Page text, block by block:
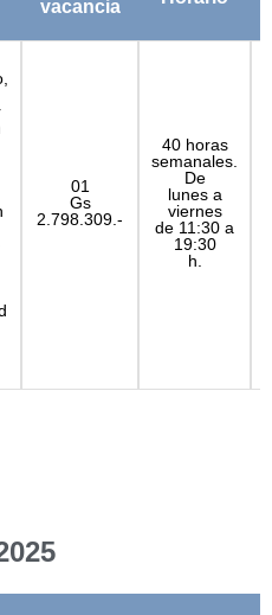
vacancia
01
Gs
2.798.309.-
40 horas
semanales.
De
lunes a
viernes
de 11:30 a
19:30
h.